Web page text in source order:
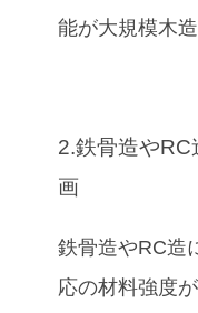
能が大規模木
2.鉄骨造や
画
鉄骨造やRC造
応の材料強度